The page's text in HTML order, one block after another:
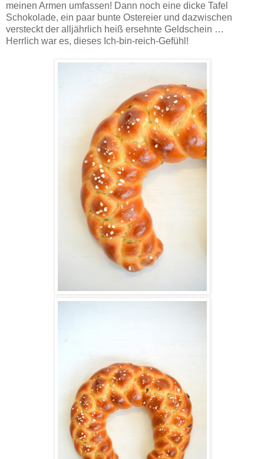
meinen Armen umfassen! Dann noch eine dicke Tafel
Schokolade, ein paar bunte Ostereier und dazwischen
versteckt der alljährlich heiß ersehnte Geldschein …
Herrlich war es, dieses Ich-bin-reich-Gefühl!